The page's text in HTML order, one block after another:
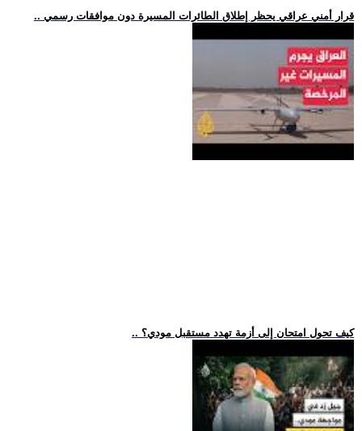
.. قرار أمني عراقي يحظر إطلاق الطائرات المسيرة دون موافقات رسمي
.. كيف تحول امتحان إلى أزمة تهدد مستقبل مودي؟